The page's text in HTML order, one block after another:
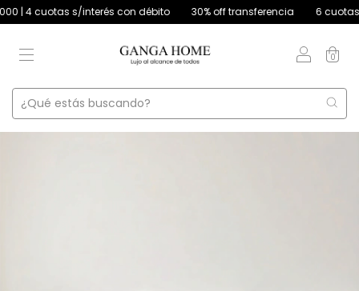
cuotas s/interés con débito 30% off transferencia 6 cuotas s/
0